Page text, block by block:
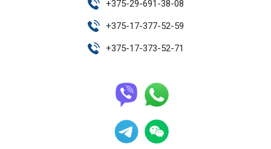
+375-29-691-38-08
+375-17-377-52-59
+375-17-373-52-71